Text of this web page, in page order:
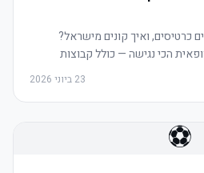
כרטיסים, ואיך קונים מישראל?
הכי נגישה — כולל קבוצות
23 ביוני 2026
⚽